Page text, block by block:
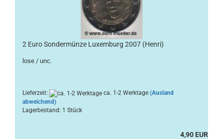
2 Euro Sondermünze Luxemburg 2007 (Henri)
lose / unc.
Lieferzeit: ca. 1-2 Werktage (Ausland
abweichend)
Lagerbestand: 1 Stück
4,90 EUR